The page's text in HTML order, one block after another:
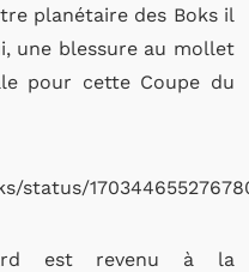
planétaire des Boks il
une blessure au mollet
pour cette Coupe du
status/
est revenu à la